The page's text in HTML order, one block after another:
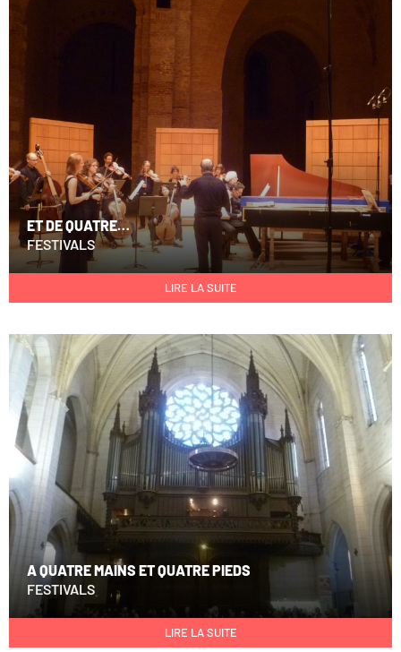
ET DE QUATRE…
FESTIVALS
LIRE LA SUITE
A QUATRE MAINS ET QUATRE PIEDS
FESTIVALS
LIRE LA SUITE